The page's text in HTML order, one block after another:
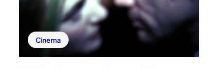
Cinema